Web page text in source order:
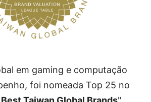
em gaming e computação
foi nomeada Top 25 no